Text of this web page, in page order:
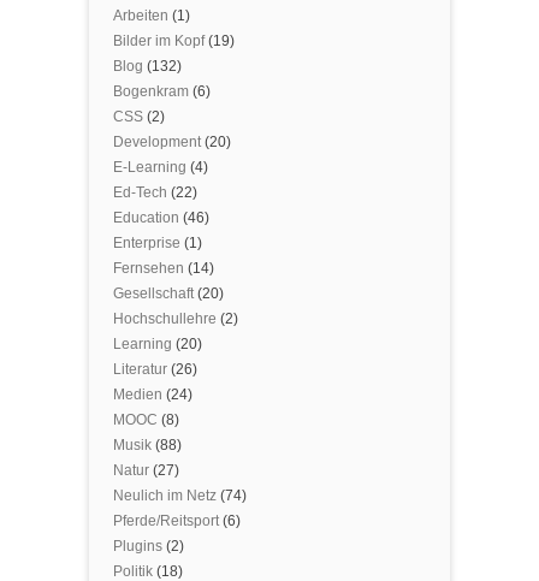
Arbeiten (1)
Bilder im Kopf(19)
Blog (132)
Bogenkram (6)
CSS (2)
Development(20)
E-Learning (4)
Ed-Tech (22)
Education (46)
Enterprise (1)
Fernsehen (14)
Gesellschaft(20)
Hochschullehre (2)
Learning (20)
Literatur (26)
Medien (24)
MOOC (8)
Musik (88)
Natur (27)
Neulich im Netz (74)
Pferde/Reitsport(6)
Plugins (2)
Politik (18)